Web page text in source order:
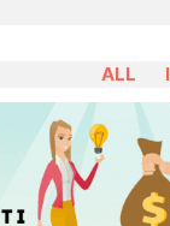
ALL